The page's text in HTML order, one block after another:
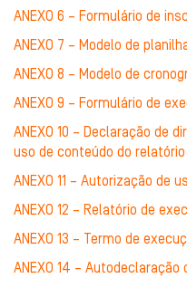
ANEXO 6 – Formulário de
ANEXO 7 – Modelo de
ANEXO 8 – Modelo de
ANEXO 9 – Formulário de
ANEXO 10 – Declaração de
uso de conteúdo do
ANEXO 11 – Autorização de
ANEXO 12 – Relatório de
ANEXO 13 – Termo de
ANEXO 14 –